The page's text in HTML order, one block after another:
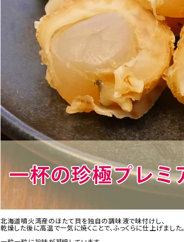
北海道噴火湾産のほたて貝を独自の調味液で味付けし、
乾燥した後に高温で一気に焼くことで、ふっくらに仕上げました。